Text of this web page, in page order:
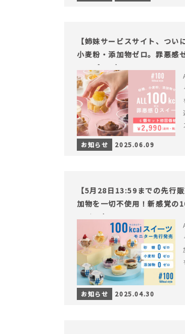
【姉妹サービスサイト、つ
小麦粉・添加物ゼロ。罪悪感
ャープ100）』
お知らせ 2025.06.09
【5月28日13:59までの先行
加物を一切不使用！新感覚の
ライフを。
お知らせ 2025.04.30